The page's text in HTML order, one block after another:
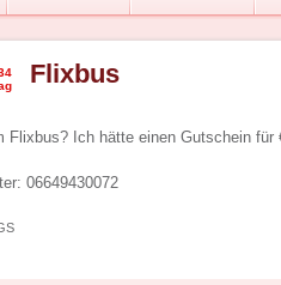
Flixbus
Flixbus? Ich hätte einen Gutschein für
06649430072